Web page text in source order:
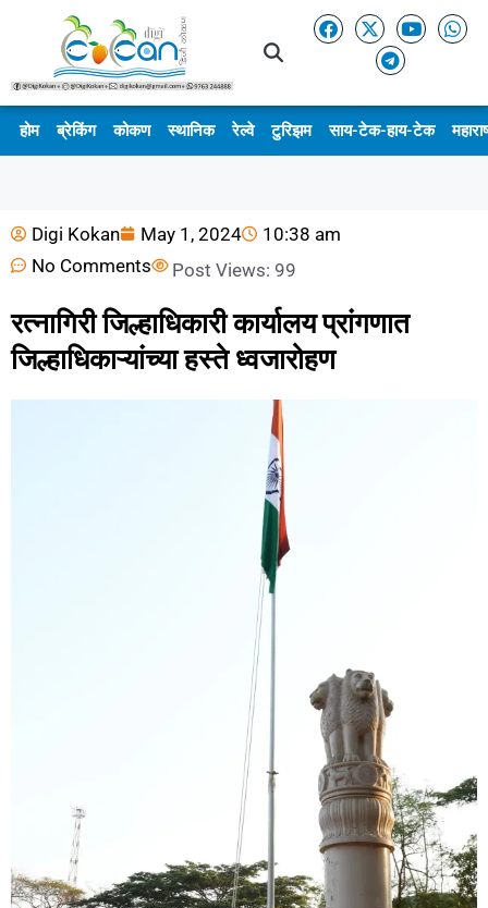
होम ब्रेकिंग कोकण स्थानिक रेल्वे टुरिझम साय-टेक-हाय-टेक
Digi Kokan May 1, 2024
10:38 am
No Comments
Post Views: 99
रत्नागिरी जिल्हाधिकारी कार्यालय प्रांगणात
जिल्हाधिकाऱ्यांच्या हस्ते ध्वजारोहण